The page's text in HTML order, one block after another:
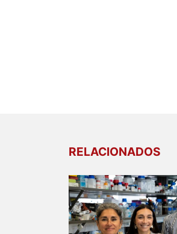
RELACIONADOS